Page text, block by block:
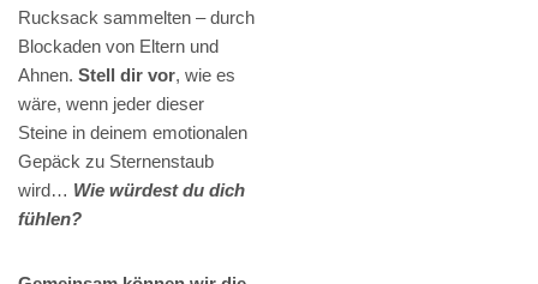
Rucksack sammelten – durch
Blockaden von Eltern und
Ahnen. Stell dir vor, wie es
wäre, wenn jeder dieser
Steine in deinem emotionalen
Gepäck zu Sternenstaub
wird… Wie würdest du dich
fühlen?